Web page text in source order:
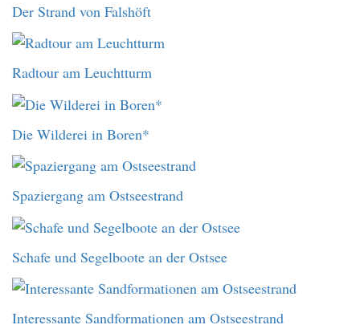
Der Strand von Falshöft
Radtour am Leuchtturm
Die Wilderei in Boren*
Spaziergang am Ostseestrand
Schafe und Segelboote an der Ostsee
Interessante Sandformationen am Ostseestrand